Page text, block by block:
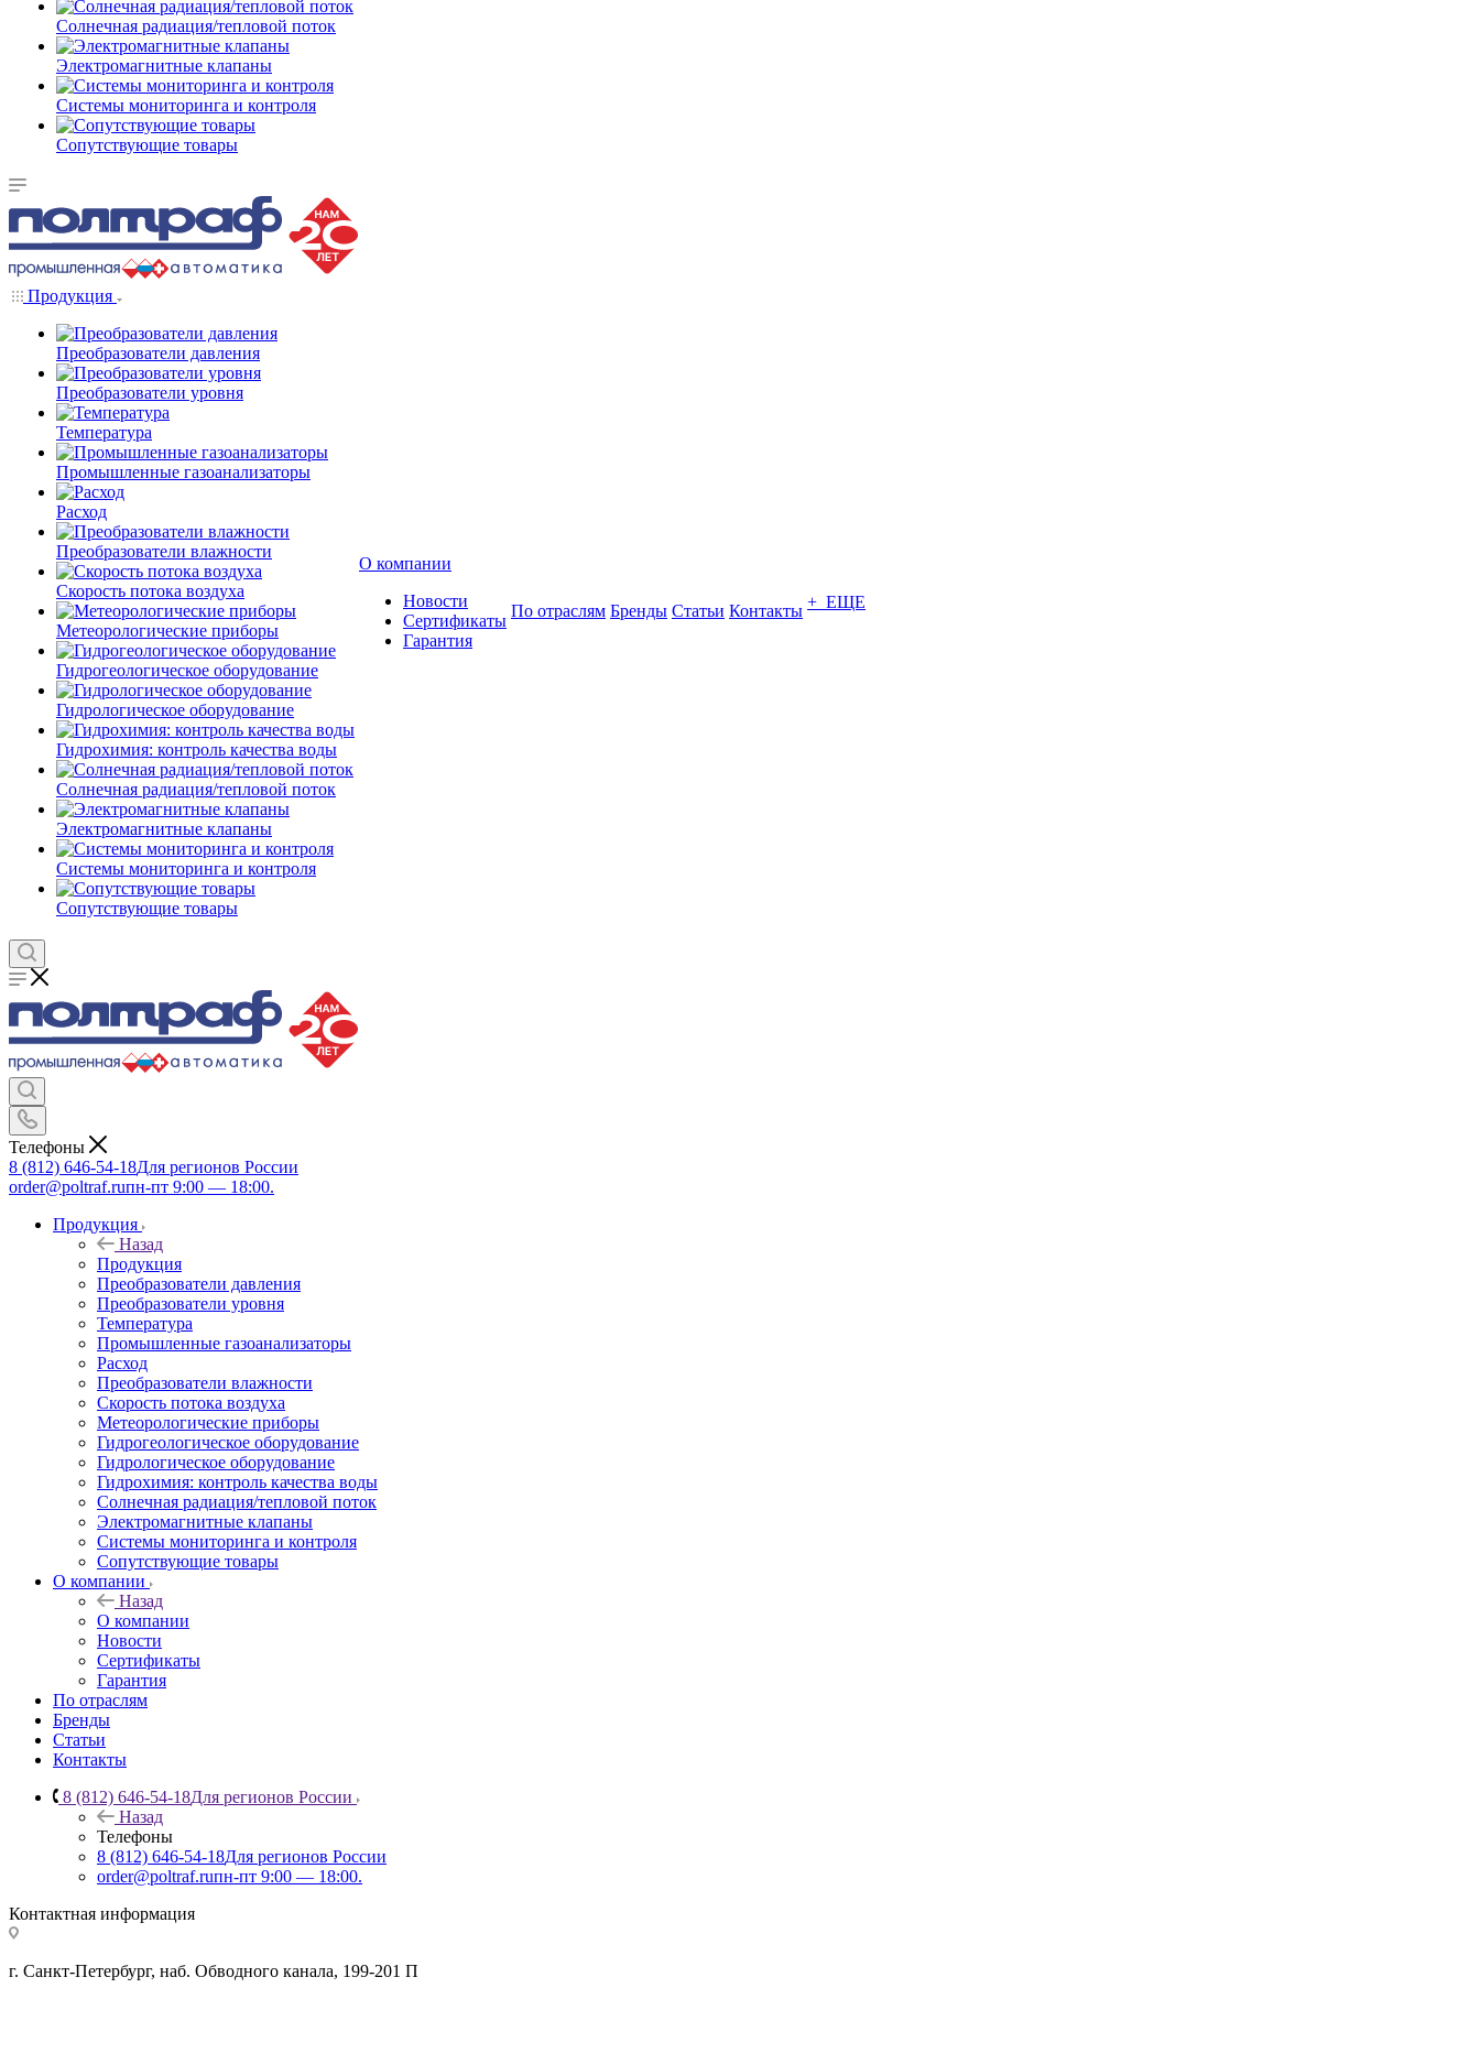
Солнечная радиация/тепловой поток
Электромагнитные клапаны
Системы мониторинга и контроля
Сопутствующие товары
Продукция
Преобразователи давления
Преобразователи уровня
Температура
Промышленные газоанализаторы
Расход
Преобразователи влажности
Скорость потока воздуха
Метеорологические приборы
Гидрогеологическое оборудование
Гидрологическое оборудование
Гидрохимия: контроль качества воды
Солнечная радиация/тепловой поток
Электромагнитные клапаны
Системы мониторинга и контроля
Сопутствующие товары
О компании
Новости
Сертификаты
Гарантия
По отраслям Бренды Статьи Контакты + ЕЩЕ
Телефоны
8 (812) 646-54-18Для регионов России
order@poltraf.ruпн-пт 9:00 — 18:00.
Продукция
Назад
Продукция
Преобразователи давления
Преобразователи уровня
Температура
Промышленные газоанализаторы
Расход
Преобразователи влажности
Скорость потока воздуха
Метеорологические приборы
Гидрогеологическое оборудование
Гидрологическое оборудование
Гидрохимия: контроль качества воды
Солнечная радиация/тепловой поток
Электромагнитные клапаны
Системы мониторинга и контроля
Сопутствующие товары
О компании
Назад
О компании
Новости
Сертификаты
Гарантия
По отраслям
Бренды
Статьи
Контакты
8 (812) 646-54-18Для регионов России
Назад
Телефоны
8 (812) 646-54-18Для регионов России
order@poltraf.ruпн-пт 9:00 — 18:00.
Контактная информация
г. Санкт-Петербург, наб. Обводного канала, 199-201 П